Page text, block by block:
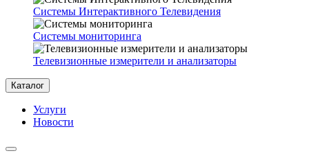
Системы Интерактивного Телевидения
Системы мониторинга
Телевизионные измерители и анализаторы
Каталог
Услуги
Новости